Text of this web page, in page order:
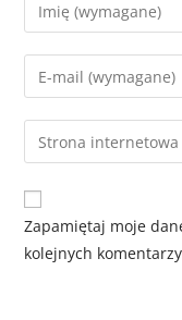
Zapamiętaj moje
kolejnych